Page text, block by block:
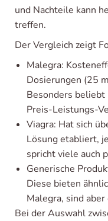
und Nachteile kann
treffen.
Der Vergleich zeigt
Malegra:
Dosierungen (25
Besonders beliebt
Preis-Leistungs-
Viagra: Hat sich
Lösung etabliert,
spricht viele auch
Generische
Diese bieten
Malegra, sind
Bei der Auswahl